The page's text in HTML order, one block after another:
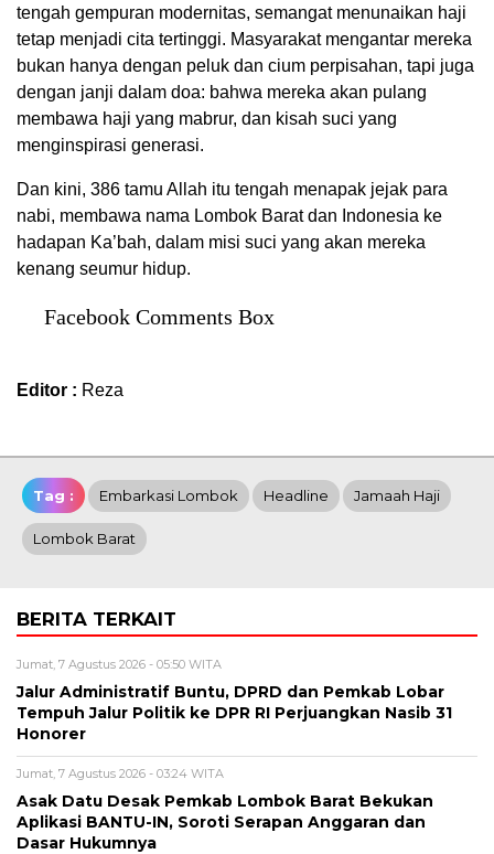
tengah gempuran modernitas, semangat menunaikan haji
tetap menjadi cita tertinggi. Masyarakat mengantar mereka
bukan hanya dengan peluk dan cium perpisahan, tapi juga
dengan janji dalam doa: bahwa mereka akan pulang
membawa haji yang mabrur, dan kisah suci yang
menginspirasi generasi.
Dan kini, 386 tamu Allah itu tengah menapak jejak para
nabi, membawa nama Lombok Barat dan Indonesia ke
hadapan Ka’bah, dalam misi suci yang akan mereka
kenang seumur hidup.
Facebook Comments Box
Editor : Reza
Tag : Embarkasi Lombok Headline Jamaah Haji
Lombok Barat
BERITA TERKAIT
Jumat, 7 Agustus 2026 - 05:50 WITA
Jalur Administratif Buntu, DPRD dan Pemkab Lobar
Tempuh Jalur Politik ke DPR RI Perjuangkan Nasib 31
Honorer
Jumat, 7 Agustus 2026 - 03:24 WITA
Asak Datu Desak Pemkab Lombok Barat Bekukan
Aplikasi BANTU-IN, Soroti Serapan Anggaran dan
Dasar Hukumnya